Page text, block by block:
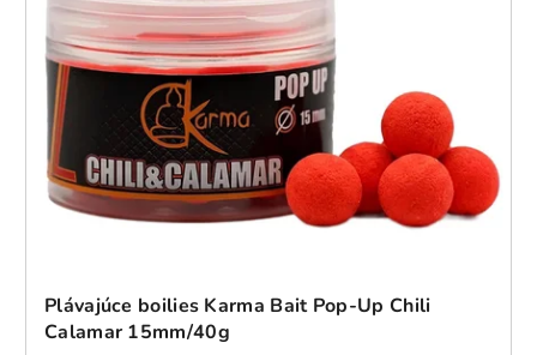
Plávajúce boilies Karma Bait Pop-Up Chili
Calamar 15mm/40g